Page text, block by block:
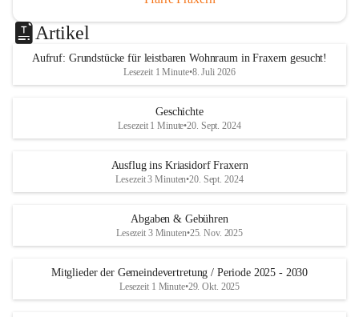
Artikel
Aufruf: Grundstücke für leistbaren Wohnraum in Fraxern gesucht!
Lesezeit 1 Minute•8. Juli 2026
Geschichte
Lesezeit 1 Minute•20. Sept. 2024
Ausflug ins Kriasidorf Fraxern
Lesezeit 3 Minuten•20. Sept. 2024
Abgaben & Gebühren
Lesezeit 3 Minuten•25. Nov. 2025
Mitglieder der Gemeindevertretung / Periode 2025 - 2030
Lesezeit 1 Minute•29. Okt. 2025